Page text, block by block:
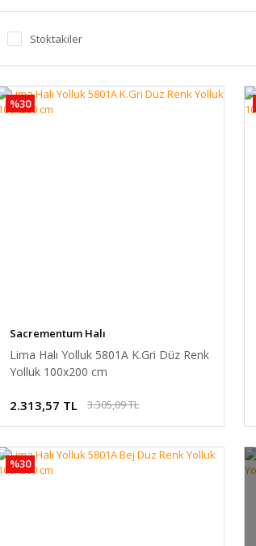
Stoktakiler
%30
Sacrementum Halı
Lima Halı Yolluk 5801A K.Gri Düz Renk
Yolluk 100x200 cm
2.313,57 TL 3.305,09 TL
%30